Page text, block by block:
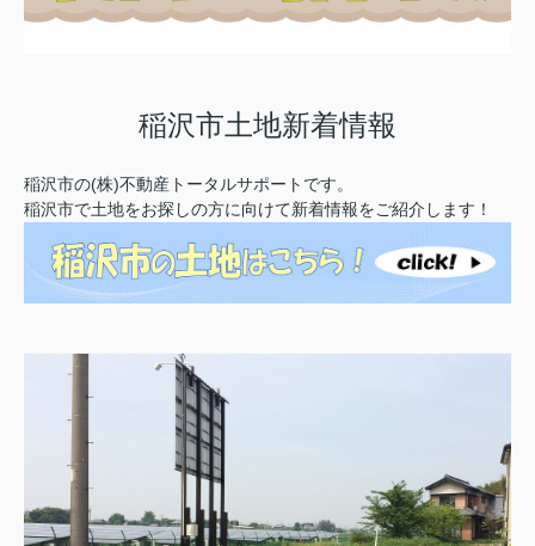
稲沢市土地新着情報
稲沢市の(株)不動産トータルサポートです。
稲沢市で土地をお探しの方に向けて新着情報をご紹介します！